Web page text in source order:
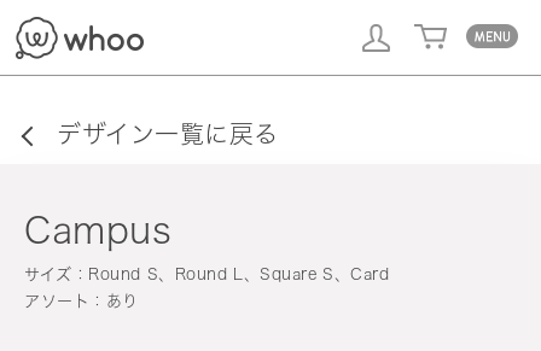
デザイン一覧に戻る
Campus
サイズ：Round S、Round L、Square S、Card
アソート：あり